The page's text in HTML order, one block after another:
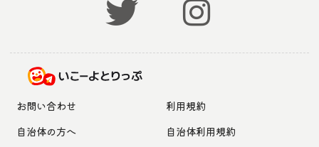
お問い合わせ
利用規約
自治体の方へ
自治体利用規約